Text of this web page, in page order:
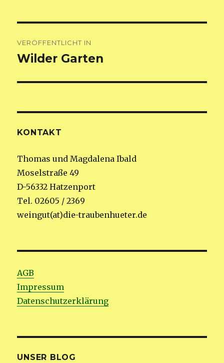
VERÖFFENTLICHT IN
Wilder Garten
KONTAKT
Thomas und Magdalena Ibald
Moselstraße 49
D-56332 Hatzenport
Tel. 02605 / 2369
weingut(at)die-traubenhueter.de
AGB
Impressum
Datenschutzerklärung
UNSER BLOG